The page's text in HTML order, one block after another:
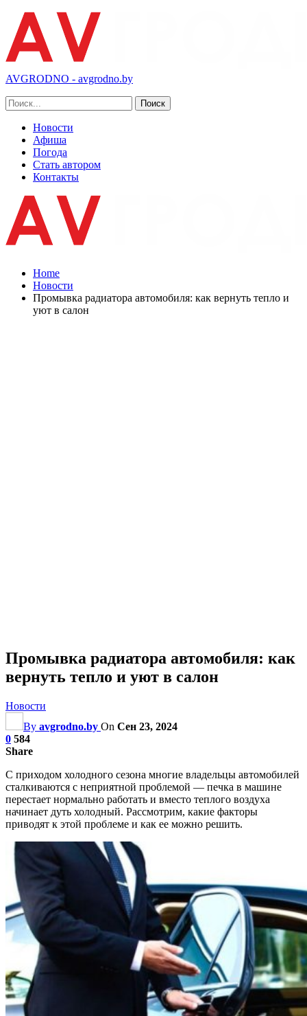
AVGRODNO - avgrodno.by
Новости
Афиша
Погода
Стать автором
Контакты
Home
Новости
Промывка радиатора автомобиля: как вернуть тепло и
уют в салон
Промывка радиатора автомобиля: как
вернуть тепло и уют в салон
Новости
By avgrodno.by On Сен 23, 2024
0 584
Share
С приходом холодного сезона многие владельцы автомобилей
сталкиваются с неприятной проблемой — печка в машине
перестает нормально работать и вместо теплого воздуха
начинает дуть холодный. Рассмотрим, какие факторы
приводят к этой проблеме и как ее можно решить.